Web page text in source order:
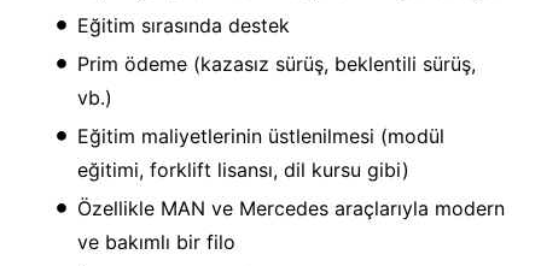
Eğitim sırasında destek
Prim ödeme (kazasız sürüş, beklentili sürüş,
vb.)
Eğitim maliyetlerinin üstlenilmesi (modül
eğitimi, forklift lisansı, dil kursu gibi)
Özellikle MAN ve Mercedes araçlarıyla modern
ve bakımlı bir filo